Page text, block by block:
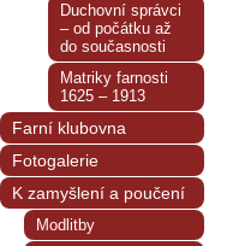
Duchovní správci
– od počátku až
do současnosti
Matriky farnosti
1625 – 1913
Farní klubovna
Fotogalerie
K zamyšlení a poučení
Modlitby